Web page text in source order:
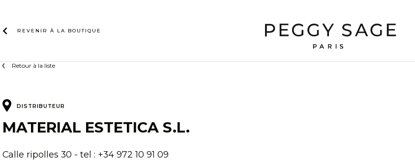
contentREVENIR À LA BOUTIQUE
Retour à la liste
DISTRIBUTEUR
MATERIAL ESTETICA S.L.
Calle ripolles 30 - tel : +34 972 10 91 09